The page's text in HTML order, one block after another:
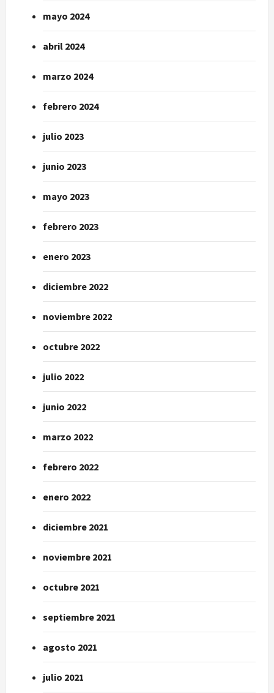
mayo 2024
abril 2024
marzo 2024
febrero 2024
julio 2023
junio 2023
mayo 2023
febrero 2023
enero 2023
diciembre 2022
noviembre 2022
octubre 2022
julio 2022
junio 2022
marzo 2022
febrero 2022
enero 2022
diciembre 2021
noviembre 2021
octubre 2021
septiembre 2021
agosto 2021
julio 2021